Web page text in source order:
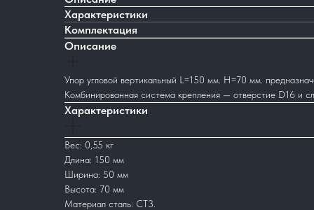
Характеристики
Комплектация
Описание
Упор угловой вертикальный L=150 мм. Н=70 мм.
Комбинированная система крепления — отверстие D16 и
Характеристики
Вес: 0,55 кг
Длина: 150 мм
Ширина: 50 мм
Высота: 70 мм
Материал сталь: СТ3.